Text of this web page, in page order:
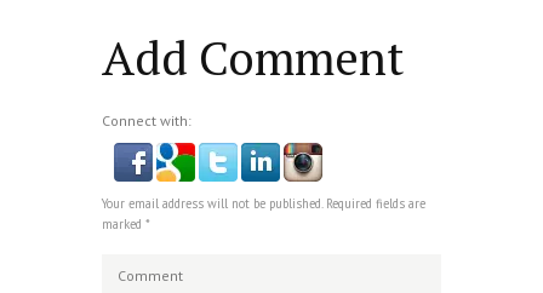
Add Comment
Connect with:
Your email address will not be published. Required fields are
marked *